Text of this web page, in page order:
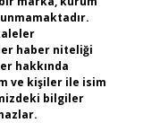
haber niteliği
hakkında
ve kişiler ile isim
bilgiler